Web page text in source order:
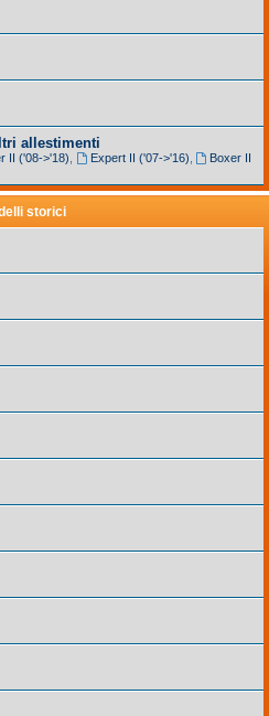
allestimenti
II ('08->'18) Expert II ('07->'16)
Boxer II
storici